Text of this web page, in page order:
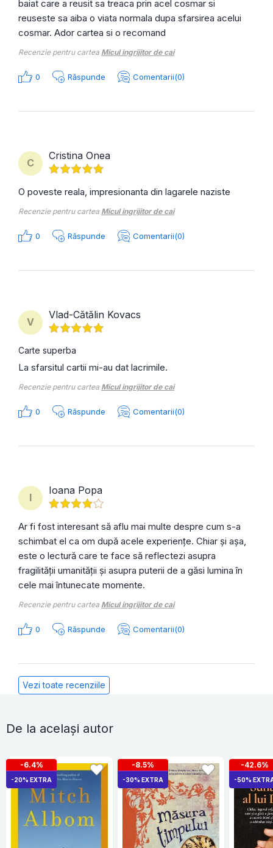
baiat care a reusit sa treaca prin acel cosmar si
reuseste sa aiba o viata normala dupa sfarsirea acelui
cosmar. Ador cartea si o recomand
Recenzie pentru cartea Micul ingrijitor de cai
0 Răspunde Comentarii(0)
C
Cristina Onea
O poveste reala, impresionanta din lagarele naziste
Recenzie pentru cartea Micul ingrijitor de cai
0 Răspunde Comentarii(0)
V
Vlad-Cătălin Kovacs
Carte superba
La sfarsitul cartii mi-au dat lacrimile.
Recenzie pentru cartea Micul ingrijitor de cai
0 Răspunde Comentarii(0)
I
Ioana Popa
Ar fi fost interesant să aflu mai multe despre cum s-a
schimbat el ca om după acele experiențe. Chiar și așa,
este o lectură care te face să reflectezi asupra
fragilității umanității și asupra puterii de a găsi lumina în
cele mai întunecate momente.
Recenzie pentru cartea Micul ingrijitor de cai
0 Răspunde Comentarii(0)
Vezi toate recenziile
De la același autor
-6.4%
-20% EXTRA
-8.5%
-30% EXTRA
-42.6%
-50%